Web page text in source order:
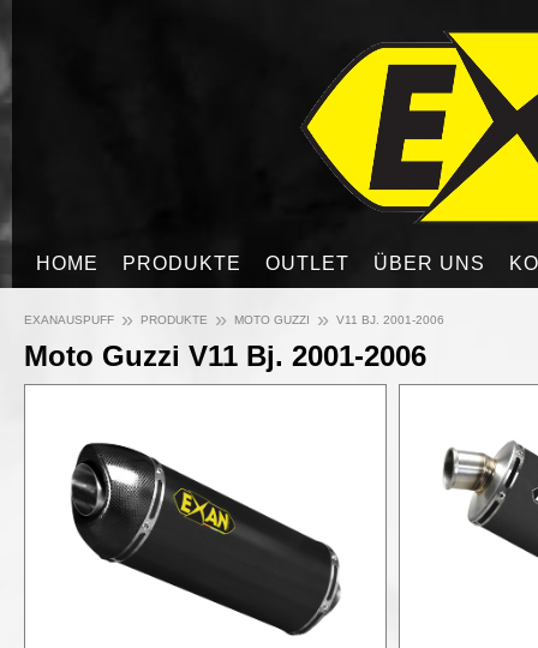
HOME PRODUKTE OUTLET ÜBER UNS
EXANAUSPUFF » PRODUKTE » MOTO GUZZI » V11 BJ. 2001-2006
Moto Guzzi V11 Bj. 2001-2006